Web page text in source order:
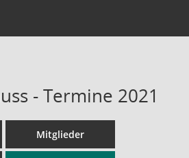
- Termine 2021
Mitglieder